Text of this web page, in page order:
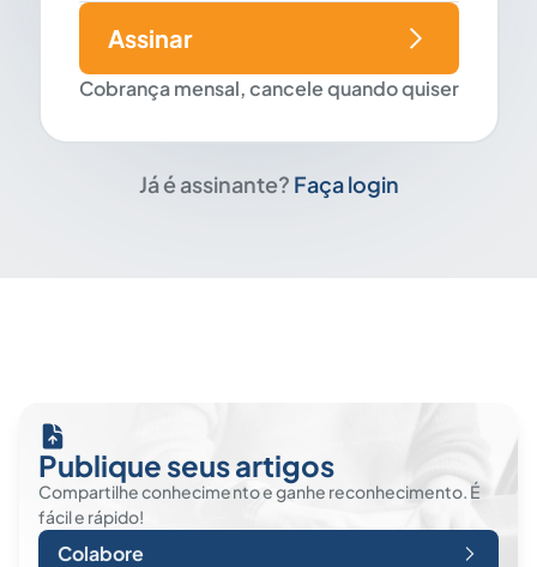
Cobrança mensal, cancele quando quiser
Assinar
Já é assinante? Faça login
Publique seus artigos
Compartilhe conhecimento e ganhe reconhecimento. É
fácil e rápido!
Colabore